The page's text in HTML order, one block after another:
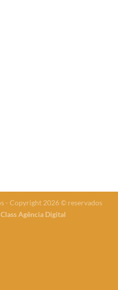
- Copyright 2026 © reservados
Class Agência Digital